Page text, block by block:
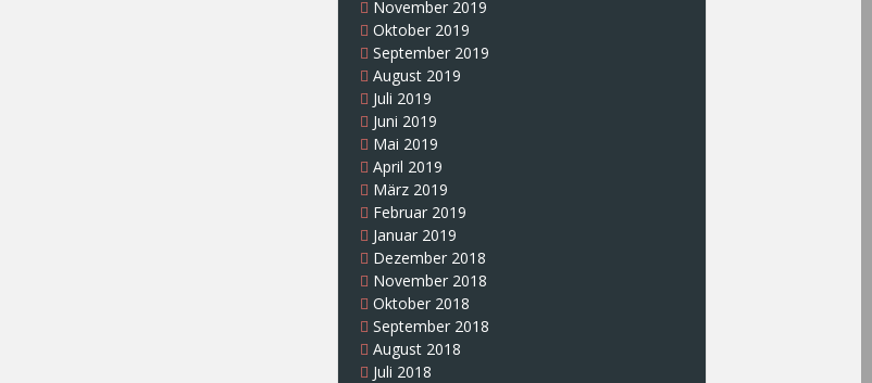
November 2019
Oktober 2019
September 2019
August 2019
Juli 2019
Juni 2019
Mai 2019
April 2019
März 2019
Februar 2019
Januar 2019
Dezember 2018
November 2018
Oktober 2018
September 2018
August 2018
Juli 2018